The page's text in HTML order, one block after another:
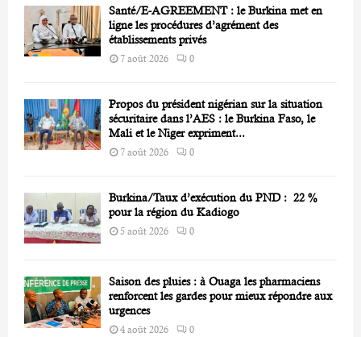
Santé/E-AGREEMENT : le Burkina met en
ligne les procédures d’agrément des
établissements privés
7 août 2026 0
Propos du président nigérian sur la situation
sécuritaire dans l’AES : le Burkina Faso, le
Mali et le Niger expriment...
7 août 2026 0
Burkina/Taux d’exécution du PND : 22 %
pour la région du Kadiogo
5 août 2026 0
Saison des pluies : à Ouaga les pharmaciens
renforcent les gardes pour mieux répondre aux
urgences
4 août 2026 0